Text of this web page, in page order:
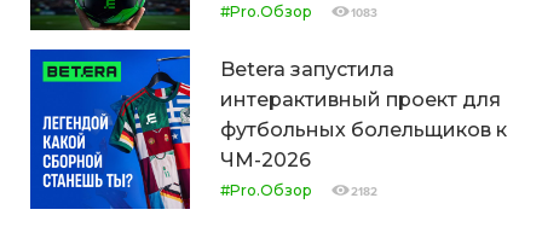
#Pro.Обзор 1083
Betera запустила
интерактивный проект для
футбольных болельщиков к
ЧМ-2026
#Pro.Обзор 2182